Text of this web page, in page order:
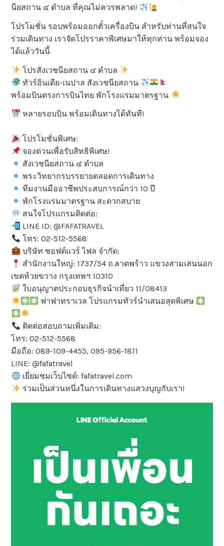
นียสถาน ๔ ตำบล ที่คุณไม่ควรพลาด!
โปรโมชั่น รอบพร้อมออกตั๋วเครื่องบิน สำหรับท่านที่สนใจ
ร่วมเดินทาง เราจัดโปรราคาพิเศษมาให้ทุกท่าน พร้อมจอง
ได้แล้ววันนี้
โปรสังเวชนียสถาน ๔ ตำบล
ทัวร์อินเดีย-เนปาล สังเวชนียสถาน
พร้อมบินตรงการบินไทย พักโรงแรมมาตรฐาน
หลายรอบบิน พร้อมเดินทางได้ทันที!
โปรโมชั่นพิเศษ:
จองด่วนเพื่อรับสิทธิพิเศษ!
สังเวชนียสถาน ๔ ตำบล
พระวิทยากรบรรยายตลอดการเดินทาง
ทีมงานมืออาชีพประสบการณ์กว่า 10 ปี
พักโรงแรมมาตรฐาน สะดวกสบาย
สนใจโปรแกรมติดต่อ:
LINE ID: @FAFATRAVEL
โทร: 02-512-5568
บริษัท ซอฟต์แวร์ ไฟล จำกัด:
สำนักงานใหญ่: 1737/54 ถ.ลาดพร้าว แขวงสามเสนนอก
เขตห้วยขวาง กรุงเทพฯ 10310
ใบอนุญาตประกอบธุรกิจนำเที่ยว 11/08413
ฟาฟาทราเวล โปรแกรมทัวร์นำเสนอสุดพิเศษ
ติดต่อสอบถามเพิ่มเติม:
โทร: 02-512-5568
มือถือ: 089-109-4455, 095-956-1811
LINE: @fafatravel
เยี่ยมชมเว็บไซต์: fafatravel.com
ร่วมเป็นส่วนหนึ่งในการเดินทางแสวงบุญกับเรา!